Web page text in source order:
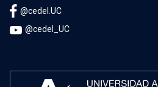
@cedel.UC
@cedel_UC